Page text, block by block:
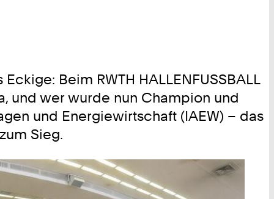
Beim RWTH HALLENFUSSBALL
und wer wurde nun Champion und
und Energiewirtschaft (IAEW) – das
Sieg.